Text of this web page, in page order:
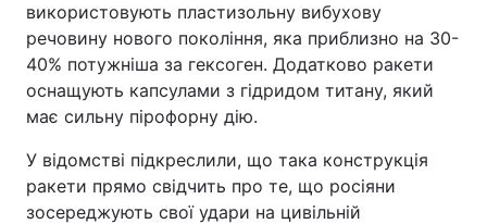
використовують пластизольну вибухову
речовину нового покоління, яка приблизно на 30-
40% потужніша за гексоген. Додатково ракети
оснащують капсулами з гідридом титану, який
має сильну пірофорну дію.
У відомстві підкреслили, що така конструкція
ракети прямо свідчить про те, що росіяни
зосереджують свої удари на цивільній